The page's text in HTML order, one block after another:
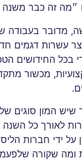
״מה זה כבר
מדובר בעבודה
עשרות דגמים
בכל החידושים
מכשור
שיש המון סוגים
לאורך כל
על ידי חברות
ומה שקורה